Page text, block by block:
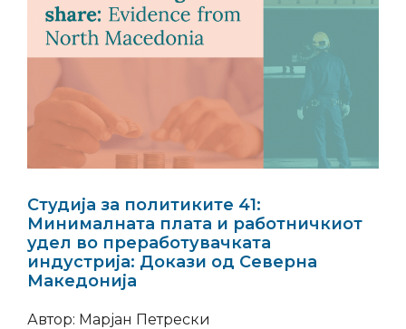
Студија за политиките 41:
Минималната плата и работничкиот
удел во преработувачката
индустрија: Докази од Северна
Македонија
Автор: Марјан Петрески